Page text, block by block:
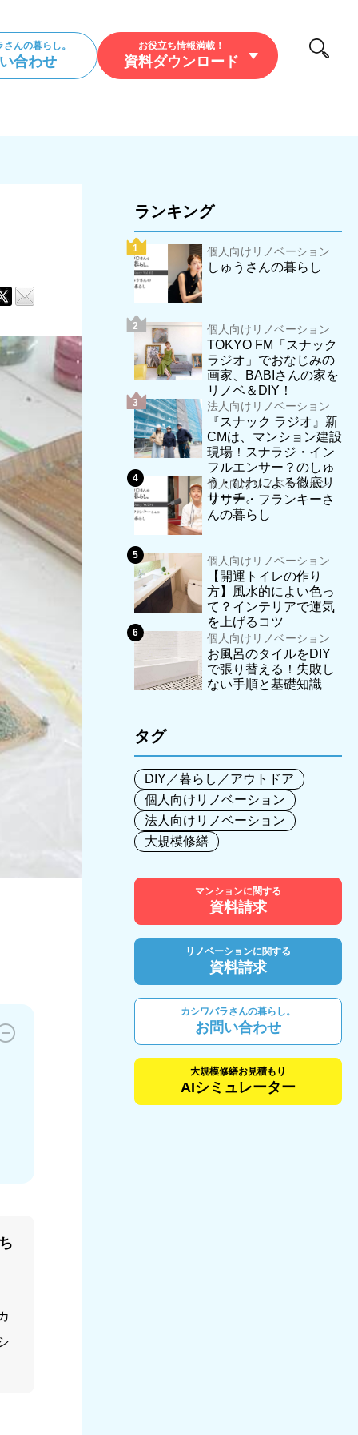
お役立ち情報満載！
資料ダウンロード
んの暮らし。
合わせ
ランキング
個人向けリノベーション
しゅうさんの暮らし
個人向けリノベーション
TOKYO FM「スナック
ラジオ」でおなじみの
画家、BABIさんの家を
リノベ＆DIY！
法人向けリノベーション
『スナック ラジオ』新
CMは、マンション建設
現場！スナラジ・イン
フルエンサー？のしゅ
う・ひわによる徹底リ
サーチ。
個人向けリノベーション
リリー・フランキーさ
んの暮らし
個人向けリノベーション
【開運トイレの作り
方】風水的によい色っ
て？インテリアで運気
を上げるコツ
個人向けリノベーション
お風呂のタイルをDIY
で張り替える！失敗し
ない手順と基礎知識
タグ
DIY／暮らし／アウトドア
個人向けリノベーション
法人向けリノベーション
大規模修繕
マンションに関する
資料請求
リノベーションに関する
資料請求
カシワバラさんの暮らし。
お問い合わせ
大規模修繕お見積もり
AIシミュレーター